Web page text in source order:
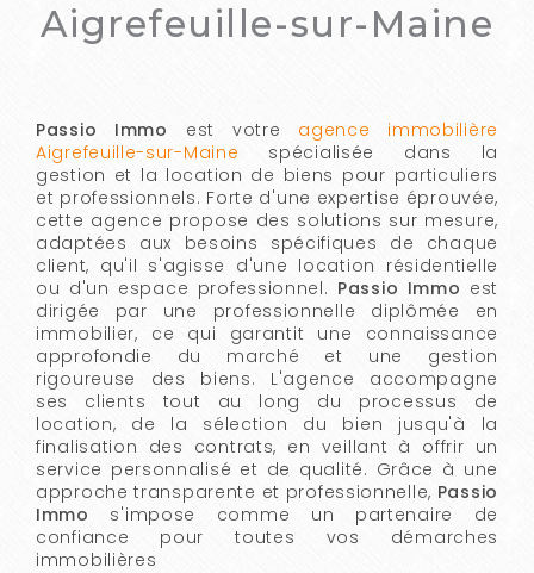
Aigrefeuille-sur-Maine
Passio Immo est votre agence immobilière
Aigrefeuille-sur-Maine spécialisée dans la
gestion et la location de biens pour particuliers
et professionnels. Forte d'une expertise éprouvée,
cette agence propose des solutions sur mesure,
adaptées aux besoins spécifiques de chaque
client, qu'il s'agisse d'une location résidentielle
ou d'un espace professionnel. Passio Immo est
dirigée par une professionnelle diplômée en
immobilier, ce qui garantit une connaissance
approfondie du marché et une gestion
rigoureuse des biens. L'agence accompagne
ses clients tout au long du processus de
location, de la sélection du bien jusqu'à la
finalisation des contrats, en veillant à offrir un
service personnalisé et de qualité. Grâce à une
approche transparente et professionnelle, Passio
Immo s'impose comme un partenaire de
confiance pour toutes vos démarches
immobilières